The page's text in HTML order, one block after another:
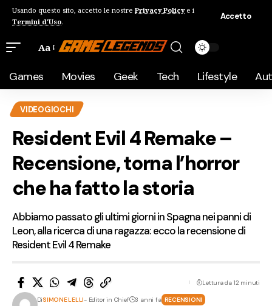
Usando questo sito, accetto le nostre Privacy Policye i
Termini d'Uso.
Accetto
Aa
Games Movies Geek Tech Lifestyle
VIDEOGIOCHI
Resident Evil 4 Remake –
Recensione, torna l’horror
che ha fatto la storia
Abbiamo passato gli ultimi giorni in Spagna nei panni di
Leon, alla ricerca di una ragazza: ecco la recensione di
Resident Evil 4 Remake
DiSIMONE LELLI- Editor in Chief 3 anni fa RECENSIONI
Lettura da 12 minuti